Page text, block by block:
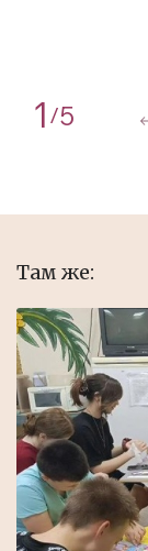
1 /5
Там же: